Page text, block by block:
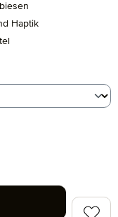
Haptik
Zum